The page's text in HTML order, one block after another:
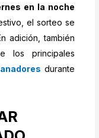
en la noche
el sorteo se
adición, también
los principales
durante